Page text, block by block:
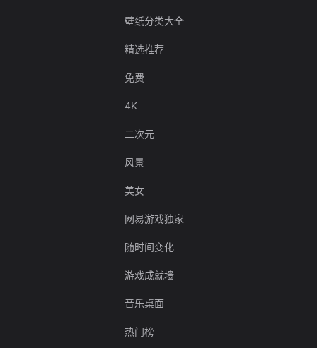
壁纸分类大全
精选推荐
免费
4K
二次元
风景
美女
网易游戏独家
随时间变化
游戏成就墙
音乐桌面
热门榜